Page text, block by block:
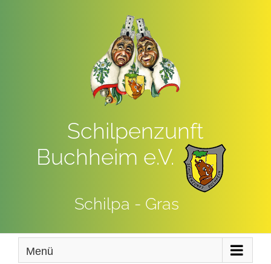
Schilpenzunft
Buchheim e.V.
Schilpa - Gras
Menü